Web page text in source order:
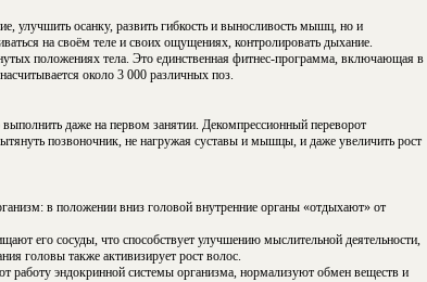
улучшить осанку, развить гибкость и выносливость мышц, но и
на своём теле и своих ощущениях, контролировать дыхание.
положениях тела. Это единственная фитнес-программа, включающая в
около 3 000 различных поз.
даже на первом занятии. Декомпрессионный переворот
позвоночник, не нагружая суставы и мышцы, и даже увеличить рост
в положении вниз головой внутренние органы «отдыхают» от
его сосуды, что способствует улучшению мыслительной деятельности,
головы также активизирует рост волос.
работу эндокринной системы организма, нормализуют обмен веществ и